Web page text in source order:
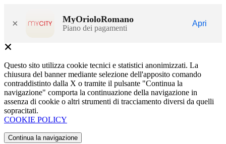
× MyOrioloRomano
Piano dei pagamenti
Apri
Questo sito utilizza cookie tecnici e statistici anonimizzati. La
chiusura del banner mediante selezione dell'apposito comando
contraddistinto dalla X o tramite il pulsante "Continua la
navigazione" comporta la continuazione della navigazione in
assenza di cookie o altri strumenti di tracciamento diversi da quelli
sopracitati.
COOKIE POLICY
Continua la navigazione